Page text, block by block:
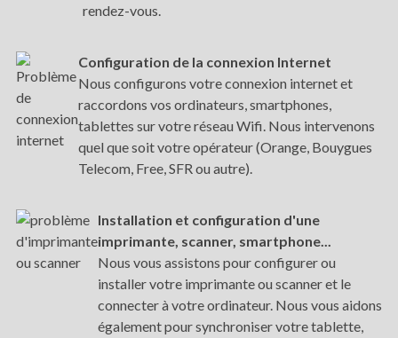
rendez-vous.
Configuration de la connexion Internet
Nous configurons votre connexion internet et
raccordons vos ordinateurs, smartphones,
tablettes sur votre réseau Wifi. Nous intervenons
quel que soit votre opérateur (Orange, Bouygues
Telecom, Free, SFR ou autre).
Installation et configuration d'une
imprimante, scanner, smartphone...
Nous vous assistons pour configurer ou
installer votre imprimante ou scanner et le
connecter à votre ordinateur. Nous vous aidons
également pour synchroniser votre tablette,